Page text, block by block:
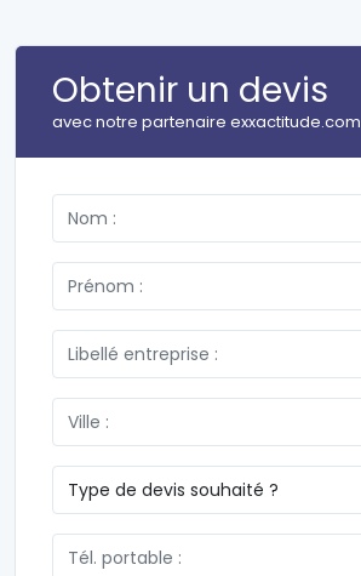
Obtenir un devis
avec notre partenaire exxactitude.com